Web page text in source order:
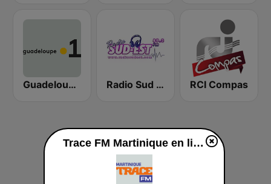
Guadeloupe la 1ère Radio Sud Est RCI Compas
Trace FM Martinique en ligne